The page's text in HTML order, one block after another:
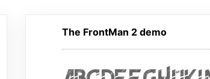
The FrontMan 2 demo